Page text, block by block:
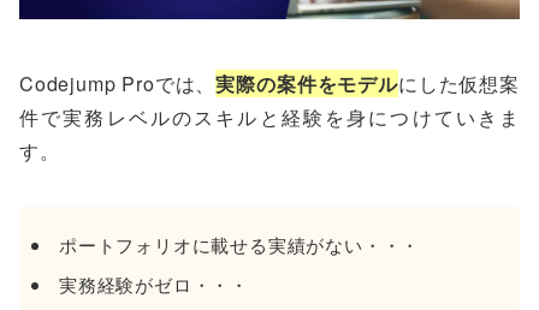
Codejump Proでは、実際の案件をモデルにした仮想案
件で実務レベルのスキルと経験を身につけていきま
す。
ポートフォリオに載せる実績がない・・・
実務経験がゼロ・・・